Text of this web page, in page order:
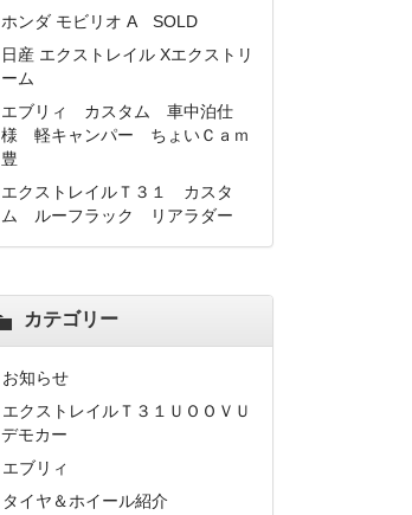
ホンダ モビリオ A SOLD
日産 エクストレイル Xエクストリ
ーム
エブリィ カスタム 車中泊仕
様 軽キャンパー ちょいＣａｍ
豊
エクストレイルＴ３１ カスタ
ム ルーフラック リアラダー
カテゴリー
お知らせ
エクストレイルＴ３１ＵＯＯＶＵ
デモカー
エブリィ
タイヤ＆ホイール紹介